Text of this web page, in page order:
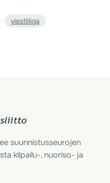
viestiliiga
suunnistusseurojen
kilpailu-, nuoriso- ja